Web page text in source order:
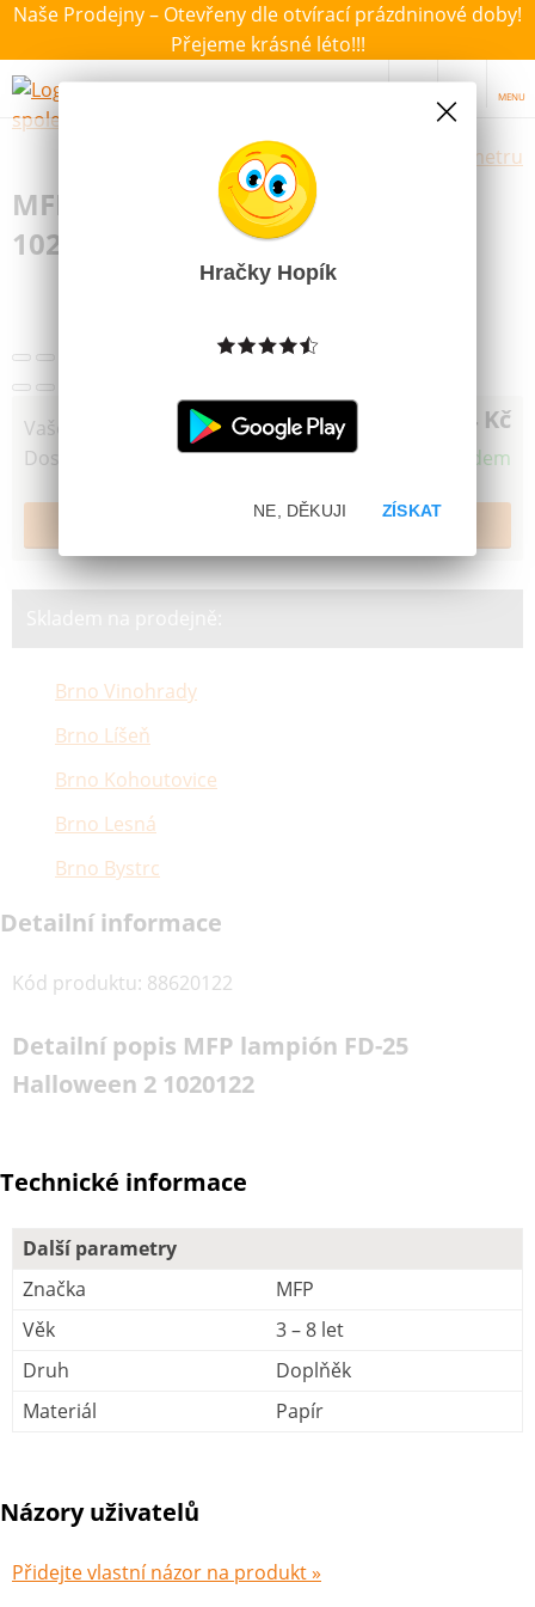
Naše Prodejny – Otevřeny dle otvírací prázdninové doby!
Přejeme krásné léto!!!
MENU
Výběr hraček dle zvoleného parametru
MFP lampión FD-25 Halloween 2
1020122
Vaše cena 44 Kč
Dostupnost Skladem
Skladem na prodejně:
Brno Vinohrady
Brno Líšeň
Brno Kohoutovice
Brno Lesná
Brno Bystrc
Detailní informace
Kód produktu: 88620122
Detailní popis MFP lampión FD-25
Halloween 2 1020122
Technické informace
Další parametry
Značka
MFP
Věk
3 – 8 let
Druh
Doplňěk
Materiál
Papír
Názory uživatelů
Přidejte vlastní názor na produkt »
Hračky Hopík
ZÍSKAT
NE, DĚKUJI